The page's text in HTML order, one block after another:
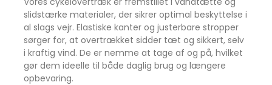
slidstærke materialer, der sikrer optimal beskyttelse i
al slags vejr. Elastiske kanter og justerbare stropper
sørger for, at overtrækket sidder tæt og sikkert, selv
i kraftig vind. De er nemme at tage af og på, hvilket
gør dem ideelle til både daglig brug og længere
opbevaring.